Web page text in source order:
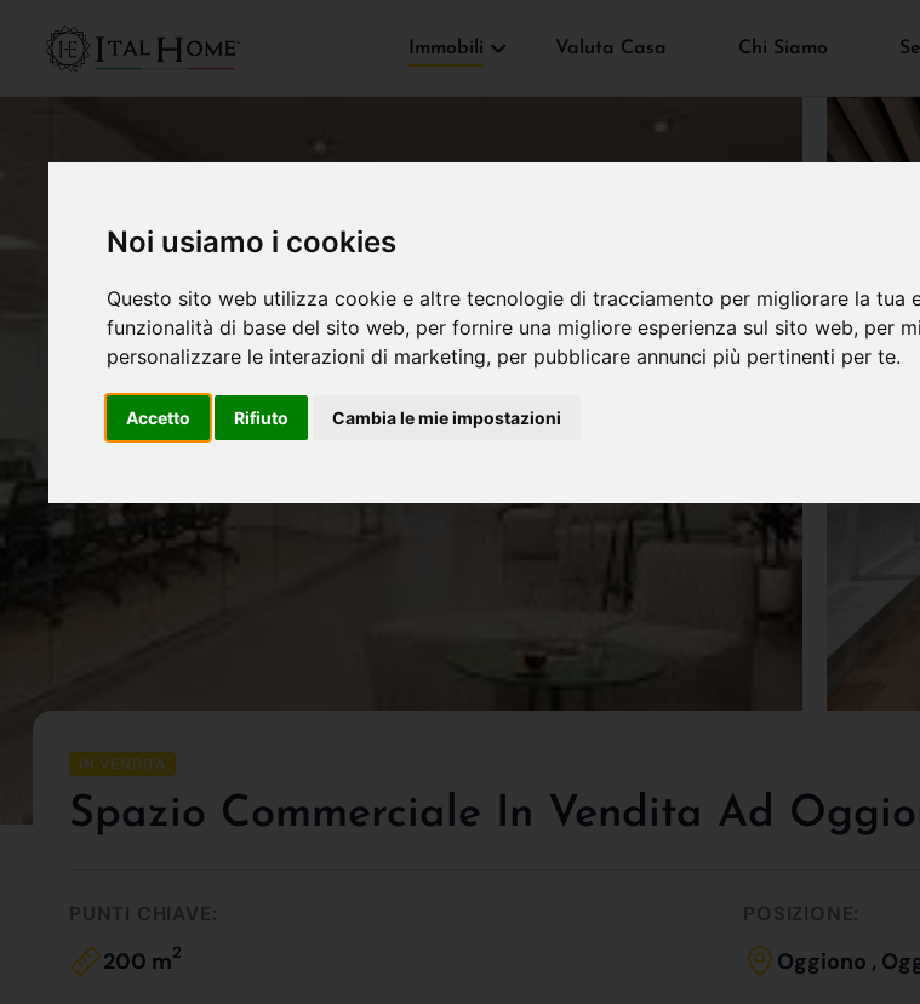
Noi usiamo i cookies
Questo sito web utilizza cookie e altre tecnologie di tracciamento per migliorare la tua
funzionalità di base del sito web, per fornire una migliore esperienza sul sito web, per
personalizzare le interazioni di marketing, per pubblicare annunci più pertinenti per te.
Accetto Rifiuto Cambia le mie impostazioni
Immobili Valuta Casa Chi Siamo
IN VENDITA
Spazio Commerciale In Vendita Ad
PUNTI CHIAVE:
200 m2
POSIZIONE:
Oggiono ,